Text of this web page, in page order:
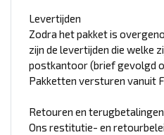
Levertijden
Zodra het pakket is
zijn de levertijden die welke
postkantoor (brief gevolgd
Pakketten versturen vanuit
Retouren en terugbetalingen
Ons restitutie- en